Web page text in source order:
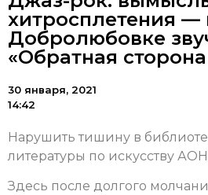
хитросплетения —
Добролюбовке
«Обратная
30 января, 2021
14:42
Нарушить тишину в
литературы по искусству
Здесь после долгого